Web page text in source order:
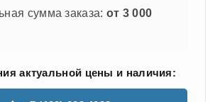
сумма заказа: от 3 000
актуальной цены и наличия: